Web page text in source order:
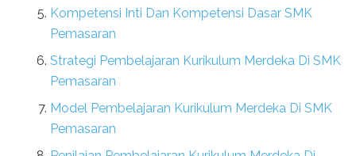
Kompetensi Inti Dan Kompetensi Dasar SMK
Pemasaran
Strategi Pembelajaran Kurikulum Merdeka Di SMK
Pemasaran
Model Pembelajaran Kurikulum Merdeka Di SMK
Pemasaran